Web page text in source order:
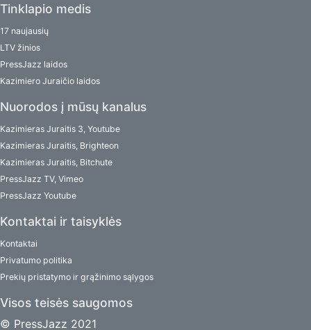
Tinklapio medis
17 naujausių
LTV žinios
PressJazz laidos
Kazimiero Juraičio laidos
Nuorodos į mūsų kanalus
Kazimieras Juraitis 3, Youtube
Kazimieras Juraitis, Brighteon
Kazimieras Juraitis, Bitchute
PressJazz TV, Vimeo
PressJazz Youtube
Kontaktai ir taisyklės
Kontaktai
Privatumo politika
Prekių pristatymo ir grąžinimo sąlygos
Visos teisės saugomos
© PressJazz 2021